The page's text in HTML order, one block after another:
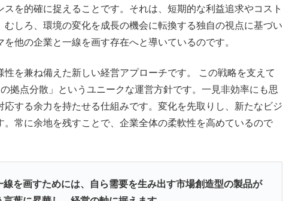
を的確に捉えることです。それは、短期的な利益追求やコスト
しろ、環境の変化を成長の機会に転換する独自の視点に基づい
他の企業と一線を画す存在へと導いているのです。
を兼ね備えた新しい経営アプローチです。 この戦略を支えて
拠点分散」というユニークな運営方針です。一見非効率にも思
する余力を持たせる仕組みです。変化を先取りし、新たなビジ
常に余地を残すことで、企業全体の柔軟性を高めているので
を画すためには、自ら需要を生み出す市場創造型の製品が